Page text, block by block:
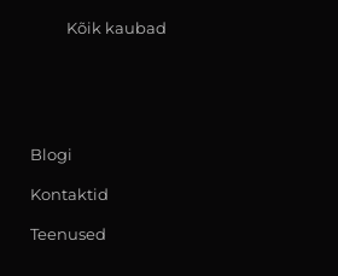
Kõik kaubad
Blogi
Kontaktid
Teenused